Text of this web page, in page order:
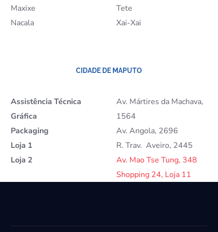
Maxixe
Nacala
Tete
Xai-Xai
CIDADE DE MAPUTO
Assistência Técnica
Gráfica
Packaging
Loja 1
Loja 2
Av. Mártires da Machava,
1564
Av. Angola, 2696
R. Trav. Aveiro, 2445
Av. Mao Tse Tung, 348
Shopping 24, Loja 11